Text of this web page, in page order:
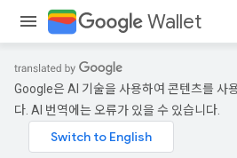
Wallet
Google은 AI 기술을 사용하여 콘텐츠를 사
다. AI 번역에는 오류가 있을 수 있습니다.